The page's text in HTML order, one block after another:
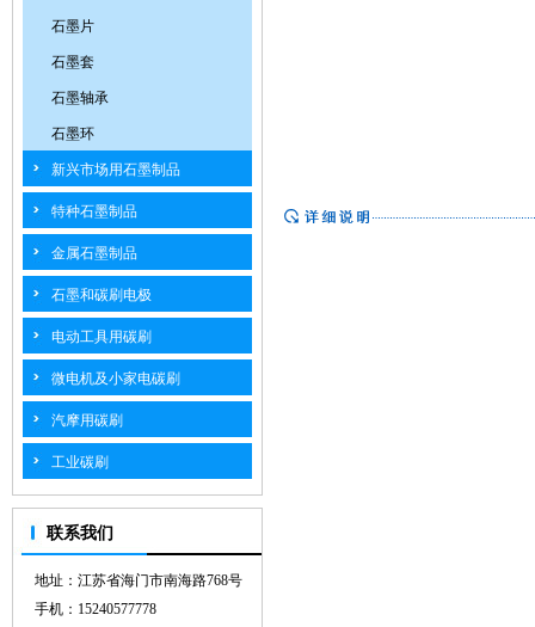
石墨片
石墨套
石墨轴承
石墨环
新兴市场用石墨制品
特种石墨制品
金属石墨制品
石墨和碳刷电极
电动工具用碳刷
微电机及小家电碳刷
汽摩用碳刷
工业碳刷
联系我们
地址：江苏省海门市南海路768号
手机：15240577778